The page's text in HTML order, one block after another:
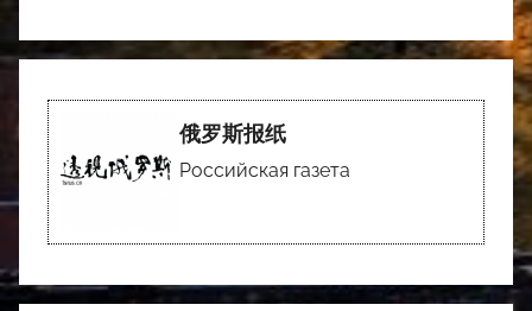
俄罗斯报纸
Российская газета